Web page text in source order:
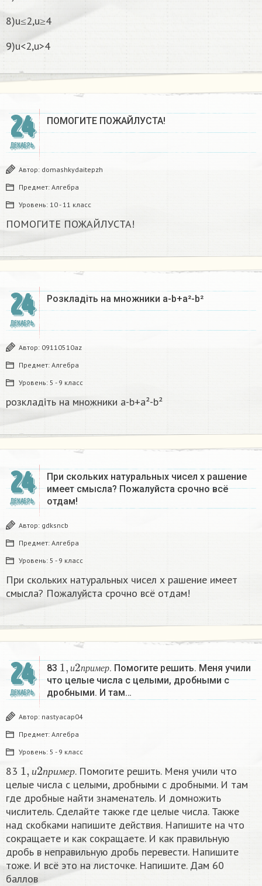
8)u≤2,u≥4
9)u<2,u>4
24
ДЕКАБРЬ
ПОМОГИТЕ ПОЖАЙЛУСТА!
Автор: domashkydaitepzh
Предмет: Алгебра
Уровень: 10 - 11 класс
ПОМОГИТЕ ПОЖАЙЛУСТА!
24
ДЕКАБРЬ
Розкладіть на множники а-b+a²-b²​
Автор: 09110510az
Предмет: Алгебра
Уровень: 5 - 9 класс
розкладіть на множники а-b+a²-b²​
24
ДЕКАБРЬ
При скольких натуральных чисел х рашение
имеет смысла? Пожалуйста срочно всё
отдам!
Автор: gdksncb
Предмет: Алгебра
Уровень: 5 - 9 класс
При скольких натуральных чисел х рашение имеет
смысла? Пожалуйста срочно всё отдам!
24
ДЕКАБРЬ
83 и п р име р
1,и2п ример
. Помогите решить. Меня учили
что целые числа с целыми, дробными с
дробными. И там…
Автор: nastyacap04
Предмет: Алгебра
Уровень: 5 - 9 класс
83 и пр имер
1 2
. Помогите решить. Меня учили что
целые числа с целыми, дробными с дробными. И там
где дробные найти знаменатель. И домножить
числитель. Сделайте также где целые числа. Также
над скобками напишите действия. Напишите на что
сокращаете и как сокращаете. И как правильную
дробь в неправильную дробь перевести. Напишите
тоже. И всё это на листочке. Напишите. Дам 60
баллов